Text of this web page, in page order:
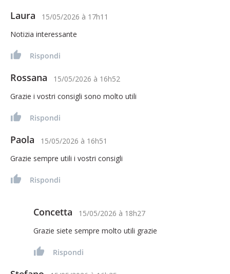
Laura 15/05/2026 à 17h11
Notizia interessante
Rispondi
Rossana 15/05/2026 à 16h52
Grazie i vostri consigli sono molto utili
Rispondi
Paola 15/05/2026 à 16h51
Grazie sempre utili i vostri consigli
Rispondi
Concetta 15/05/2026 à 18h27
Grazie siete sempre molto utili grazie
Rispondi